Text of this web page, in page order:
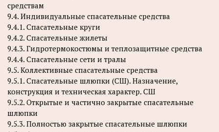
средствам
9.4. Индивидуальные спасательные средства
9.4.1. Спасательные круги
9.4.2. Спасательные жилеты
9.4.3. Гидротермокостюмы и теплозащитные средства
9.4.4. Спасательные сети и тралы
9.5. Коллективные спасательные средства
9.5.1. Спасательные шлюпки (СШ). Назначение,
конструкция и техническая характер. СШ
9.5.2. Открытые и частично закрытые спасательные
шлюпки
9.5.3. Полностью закрытые спасательные шлюпки